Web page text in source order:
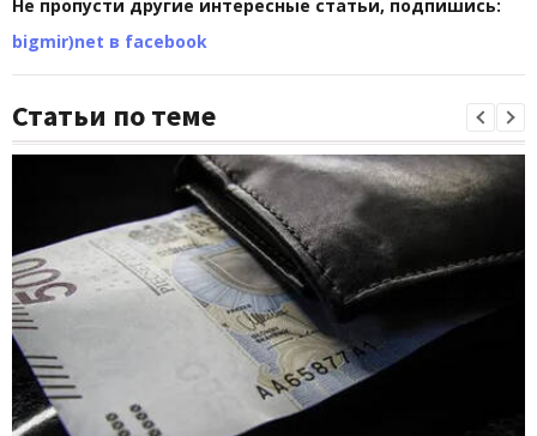
Не пропусти другие интересные статьи, подпишись:
bigmir)net в facebook
Статьи по теме